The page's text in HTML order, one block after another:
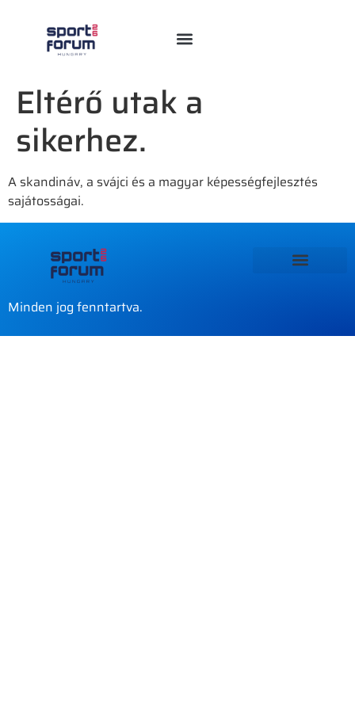
Eltérő utak a
sikerhez.
A skandináv, a svájci és a magyar képességfejlesztés
sajátosságai.
Minden jog fenntartva.